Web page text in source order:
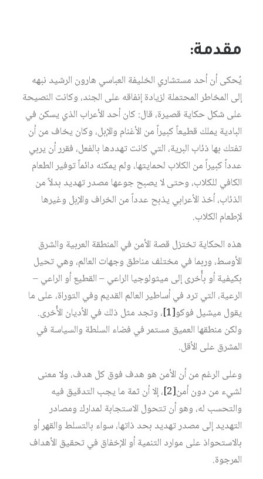
مقدمة:
يُحكى أن أحد مستشاري الخليفة العباسي هارون الرشيد نبهه
إلى المخاطر المحتملة لزيادة إنفاقه على الجند، وكانت النصيحة
على شكل حكاية قصيرة، قال: كان أحد الأعراب الذي يسكن في
البادية يملك قطيعاً كبيراً من الأغنام والإبل، وكان يخاف من أن
تفتك بها ذئاب البرية، التي كانت تهددها بالفعل، فقرر أن يربي
عدداً كبيراً من الكلاب لحمايتها، ولم يمكنه دائماً توفير الطعام
الكافي للكلاب، وحتى لا يصبح جوعها مصدر تهديد بدلاً من
الذئاب، أخذ الأعرابي يذبح عدداً من الخراف والإبل وغيرها
لإطعام الكلاب.
هذه الحكاية تختزل قصة الأمن في المنطقة العربية والشرق
الأوسط، وربما في مختلف مناطق وجهات العالم، وهي تحيل
بكيفية أو بأُخرى إلى ميثولوجيا الراعي – القطيع أو الراعي –
الرعية، التي ترد في أساطير العالم القديم وفي التوراة، على ما
يقول ميشيل فوكو‏[1]
، وتجد مثل ذلك في الأديان الأُخرى.
ولكن منطقها العميق مستمر في فضاء السلطة والسياسة في
المشرق على الأقل.
وعلى الرغم من أن الأمن هو هدف فوق كل هدف، ولا معنى
لشيء من دون أمن‏[2]
، إلا أن ثمة ما يجب التدقيق فيه
والتحسب له، وهو أن تتحول الاستجابة لمدارك ومصادر
التهديد إلى مصدر تهديد بحد ذاتها، سواء بالتسلط والقهر أو
بالاستحواذ على موارد التنمية أو الإخفاق في تحقيق الأهداف
المرجوة.